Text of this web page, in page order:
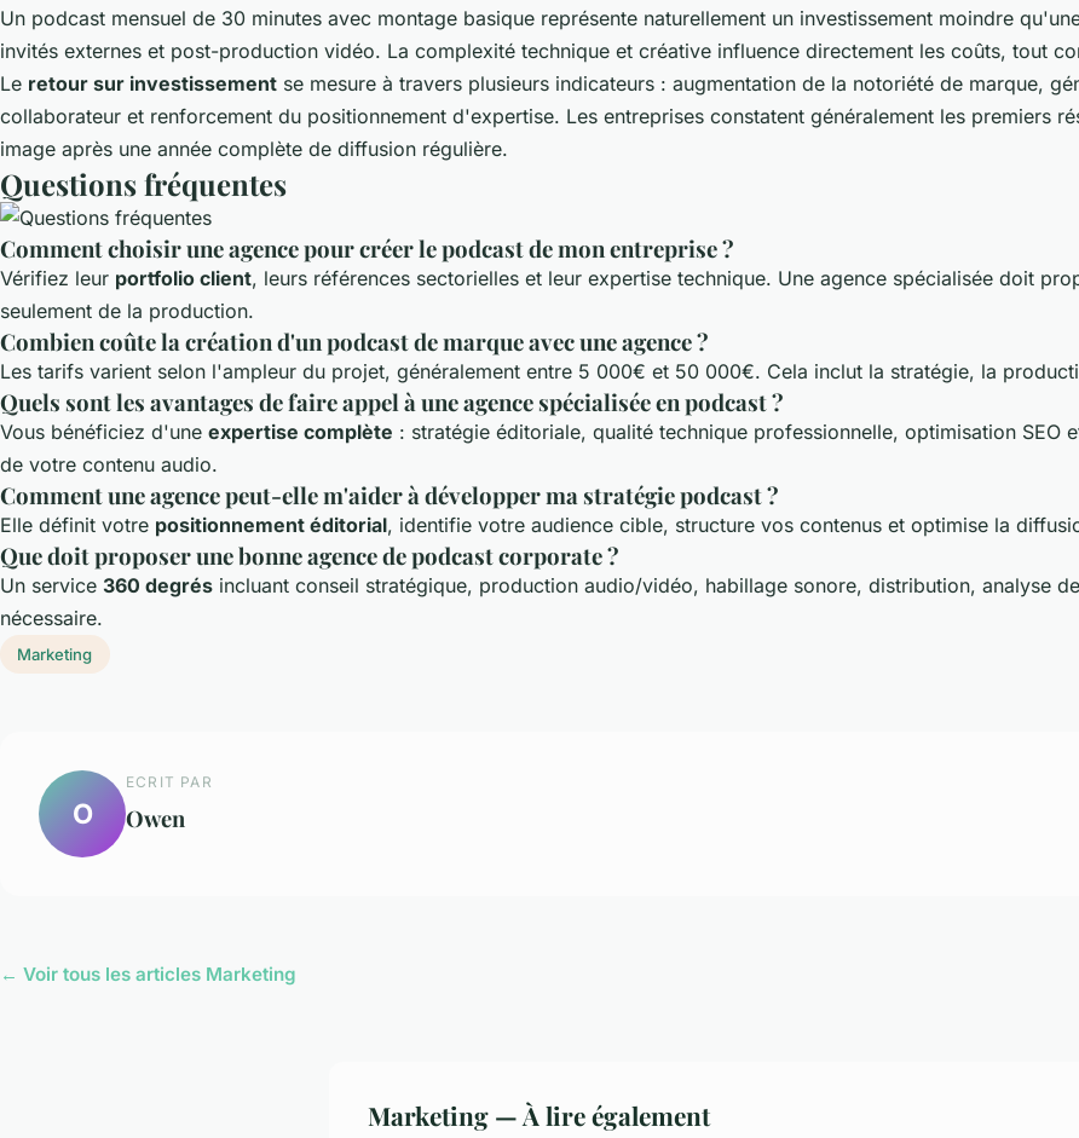
Un podcast mensuel de 30 minutes avec montage basique représente naturellement un investissement moindre
invités externes et post-production vidéo. La complexité technique et créative influence directement les coûts, tout
Le retour sur investissement se mesure à travers plusieurs indicateurs : augmentation de la notoriété de marque,
collaborateur et renforcement du positionnement d'expertise. Les entreprises constatent généralement les premiers
image après une année complète de diffusion régulière.
Questions fréquentes
Comment choisir une agence pour créer le podcast de mon entreprise ?
Vérifiez leur portfolio client, leurs références sectorielles et leur expertise technique. Une agence spécialisée doit
seulement de la production.
Combien coûte la création d'un podcast de marque avec une agence ?
Les tarifs varient selon l'ampleur du projet, généralement entre 5 000€ et 50 000€. Cela inclut la stratégie, la
Quels sont les avantages de faire appel à une agence spécialisée en podcast ?
Vous bénéficiez d'une expertise complète : stratégie éditoriale, qualité technique professionnelle, optimisation
de votre contenu audio.
Comment une agence peut-elle m'aider à développer ma stratégie podcast ?
Elle définit votre positionnement éditorial, identifie votre audience cible, structure vos contenus et optimise la
Que doit proposer une bonne agence de podcast corporate ?
Un service 360 degrés incluant conseil stratégique, production audio/vidéo, habillage sonore, distribution, analyse
nécessaire.
Marketing
O
ECRIT PAR
Owen
← Voir tous les articles Marketing
Marketing — À lire également